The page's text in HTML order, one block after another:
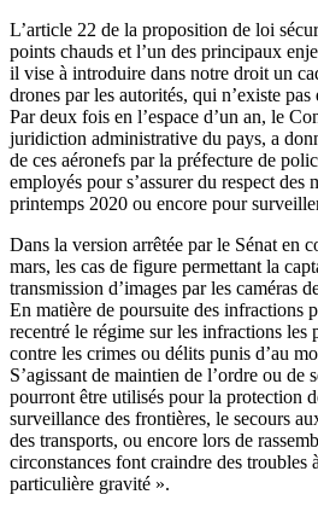
L’article 22 de la proposition de loi
points chauds et l’un des principaux
il vise à introduire dans notre droit un
drones par les autorités, qui n’existe pas
Par deux fois en l’espace d’un an, le
juridiction administrative du pays, a
de ces aéronefs par la préfecture de
employés pour s’assurer du respect des
printemps 2020 ou encore pour
Dans la version arrêtée par le Sénat en
mars, les cas de figure permettant la
transmission d’images par les caméras
En matière de poursuite des infractions
recentré le régime sur les infractions les
contre les crimes ou délits punis d’au
S’agissant de maintien de l’ordre ou de
pourront être utilisés pour la protection
surveillance des frontières, le secours
des transports, ou encore lors de
circonstances font craindre des troubles
particulière gravité ».